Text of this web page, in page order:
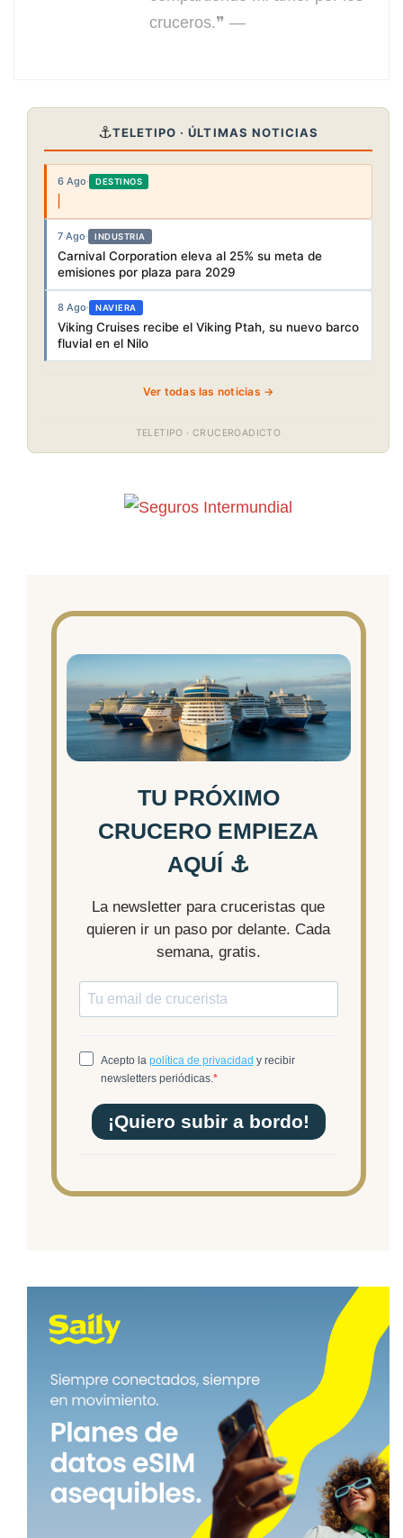
cruceros.❞ —
⚓TELETIPO · ÚLTIMAS NOTICIAS
6 Ago· DESTINOS
7 Ago· INDUSTRIA
Carnival Corporation eleva al 25% su meta de
emisiones por plaza para 2029
8 Ago· NAVIERA
Viking Cruises recibe el Viking Ptah, su nuevo barco
fluvial en el Nilo
Ver todas las noticias →
TELETIPO · CRUCEROADICTO